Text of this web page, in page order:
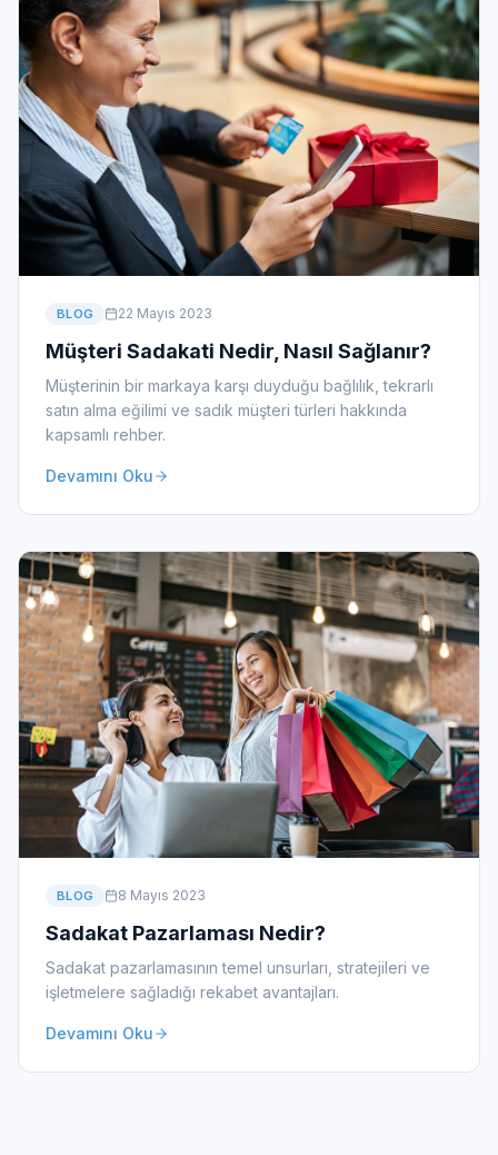
BLOG 22 Mayıs 2023
Müşteri Sadakati Nedir, Nasıl Sağlanır?
Müşterinin bir markaya karşı duyduğu bağlılık, tekrarlı
satın alma eğilimi ve sadık müşteri türleri hakkında
kapsamlı rehber.
Devamını Oku
BLOG 8 Mayıs 2023
Sadakat Pazarlaması Nedir?
Sadakat pazarlamasının temel unsurları, stratejileri ve
işletmelere sağladığı rekabet avantajları.
Devamını Oku